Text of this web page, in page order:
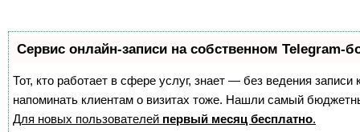
Сервис онлайн-записи на собственном Telegram-
Тот, кто работает в сфере услуг, знает — без ведения
напоминать клиентам о визитах тоже. Нашли самый
Для новых пользователей первый месяц бесплатно.